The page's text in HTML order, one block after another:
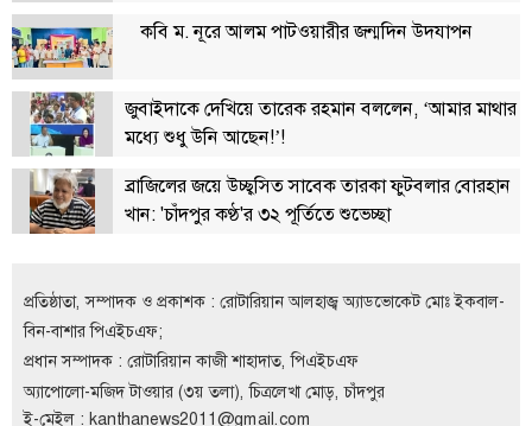
চাঁদপুর
কণ্ঠের
প্রতিষ্ঠাবার্ষিকী
ছবি
ভিডিও
পুরানো
আর্কাইভ
কবি ম. নূরে আলম পাটওয়ারীর জন্মদিন উদযাপন
জুবাইদাকে দেখিয়ে তারেক রহমান বললেন, ‘আমার মাথার
মধ্যে শুধু উনি আছেন!’!
ব্রাজিলের জয়ে উচ্ছ্বসিত সাবেক তারকা ফুটবলার বোরহান
খান: 'চাঁদপুর কণ্ঠ'র ৩২ পূর্তিতে শুভেচ্ছা
প্রতিষ্ঠাতা, সম্পাদক ও প্রকাশক : রোটারিয়ান আলহাজ্ব অ্যাডভোকেট মোঃ ইকবাল-
বিন-বাশার পিএইচএফ;
প্রধান সম্পাদক : রোটারিয়ান কাজী শাহাদাত, পিএইচএফ
অ্যাপোলো-মজিদ টাওয়ার (৩য় তলা), চিত্রলেখা মোড়, চাঁদপুর
ই-মেইল : kanthanews2011@gmail.com